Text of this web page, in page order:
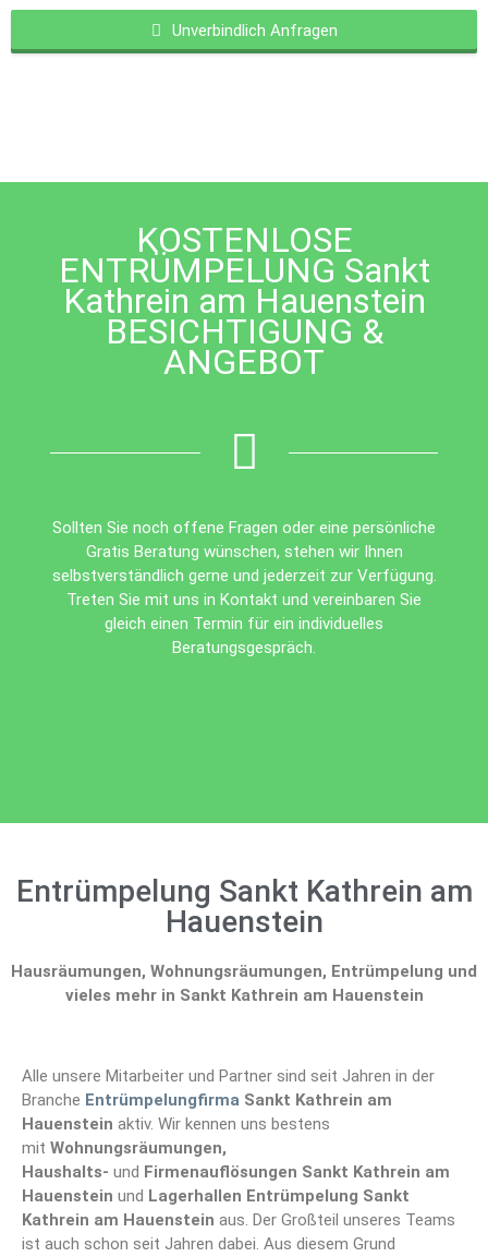
Unverbindlich Anfragen
left
KOSTENLOSE
ENTRÜMPELUNG Sankt
Kathrein am Hauenstein
BESICHTIGUNG &
ANGEBOT
Sollten Sie noch offene Fragen oder eine persönliche
Gratis Beratung wünschen, stehen wir Ihnen
selbstverständlich gerne und jederzeit zur Verfügung.
Treten Sie mit uns in Kontakt und vereinbaren Sie
gleich einen Termin für ein individuelles
Beratungsgespräch.
Entrümpelung Sankt Kathrein am
Hauenstein
Hausräumungen, Wohnungsräumungen, Entrümpelung und
vieles mehr in Sankt Kathrein am Hauenstein
Alle unsere Mitarbeiter und Partner sind seit Jahren in der
Branche Entrümpelungfirma Sankt Kathrein am
Hauenstein aktiv. Wir kennen uns bestens
mit Wohnungsräumungen,
Haushalts- und Firmenauflösungen Sankt Kathrein am
Hauenstein und Lagerhallen Entrümpelung Sankt
Kathrein am Hauenstein aus. Der Großteil unseres Teams
ist auch schon seit Jahren dabei. Aus diesem Grund